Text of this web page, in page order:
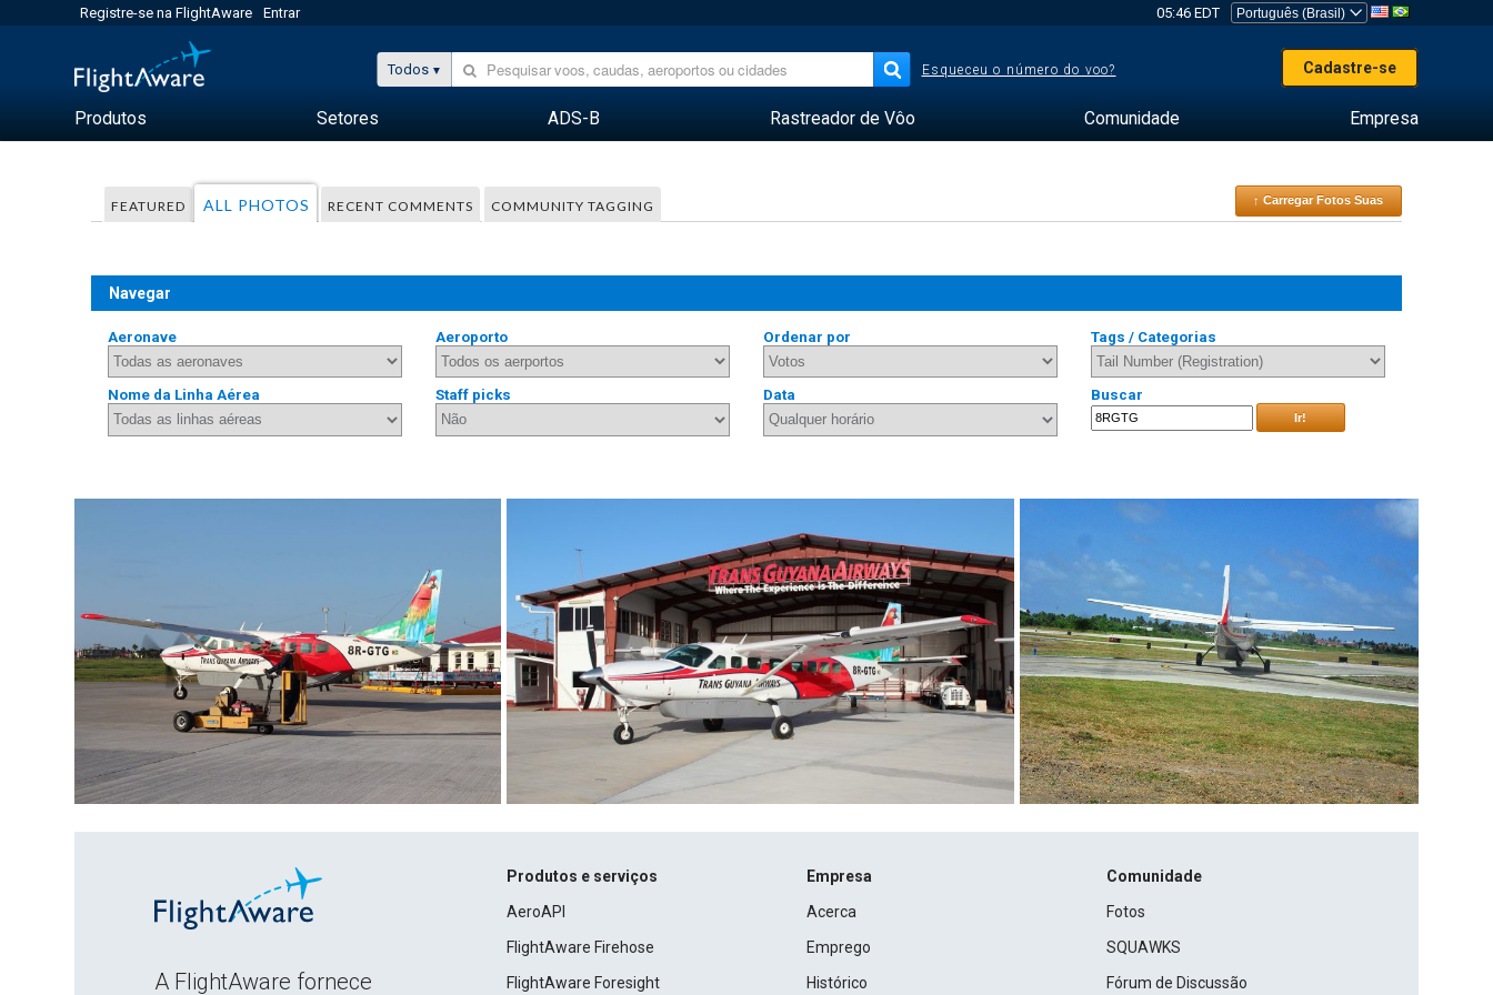
Registre-se na FlightAware Entrar 05:46 EDT
Todos Esqueceu o número do voo? Cadastre-se
Produtos Setores ADS-B Rastreador de Vôo Comunidade Empresa
FEATURED ALL PHOTOS RECENT COMMENTS COMMUNITY TAGGING ↑ Carregar Fotos Suas
Navegar
Aeronave Aeroporto Ordenar por Tags / Categorias
Nome da Linha Aérea Staff picks Data Buscar
Ir!
A FlightAware fornece
Produtos e serviços
AeroAPI
FlightAware Firehose
FlightAware Foresight
Empresa
Acerca
Emprego
Histórico
Comunidade
Fotos
SQUAWKS
Fórum de Discussão